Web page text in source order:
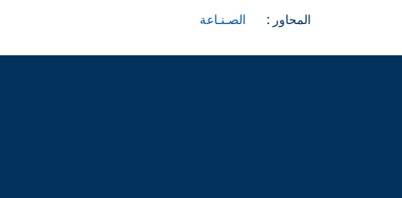
المحاور : الصـنـاعة